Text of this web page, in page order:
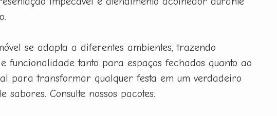
se adapta a diferentes ambientes, trazendo
funcionalidade tanto para espaços fechados quanto ao
para transformar qualquer festa em um verdadeiro
sabores. Consulte nossos pacotes: